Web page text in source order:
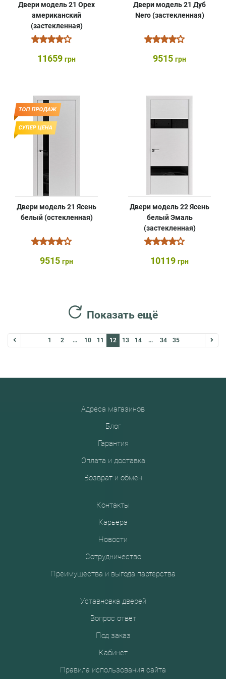
Двери модель 21 Орех
американский
(застекленная)
11659 грн
Двери модель 21 Дуб
Nero (застекленная)
9515 грн
ТОП ПРОДАЖ
СУПЕР ЦЕНА
Двери модель 21 Ясень
белый (остекленная)
9515 грн
Двери модель 22 Ясень
белый Эмаль
(застекленная)
10119 грн
Показать ещё
1 2 ... 10 11 12 13 14 ... 34 35
Адреса магазинов
Блог
Гарантия
Оплата и доставка
Возврат и обмен
Контакты
Карьера
Новости
Сотрудничество
Преимущества и выгода партерства
Уставновка дверей
Вопрос ответ
Под заказ
Кабинет
Правила использования сайта